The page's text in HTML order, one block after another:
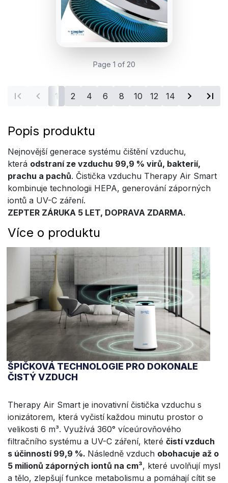
Page 1 of 20
1 2 4 6 8 10 12 14 16 18
Popis produktu
Nejnovější generace systému čištění vzduchu,
která odstraní ze vzduchu 99,9 % virů, bakterií,
prachu a pachů. Čistička vzduchu Therapy Air Smart
kombinuje technologii HEPA, generování záporných
iontů a UV-C záření.
ZEPTER ZÁRUKA 5 LET, DOPRAVA ZDARMA.
Více o produktu
ŠPIČKOVÁ TECHNOLOGIE PRO DOKONALE
ČISTÝ VZDUCH
Therapy Air Smart je inovativní čistička vzduchu s
ionizátorem, která vyčistí každou minutu prostor o
velikosti 6 m³. Využívá 360° víceúrovňového
filtračního systému a UV-C záření, které čistí vzduch
s účinností 99,9 %. Následně vzduch obohacuje až o
5 milionů záporných iontů na cm³, které uvolňují mysl
a tělo, zlepšují funkce metabolismu a pomáhají cítit se